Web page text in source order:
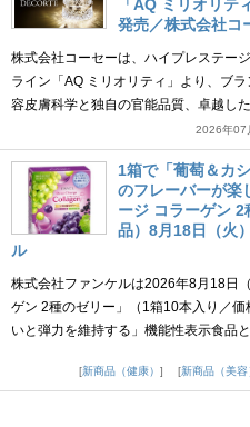
「AQ ミリオリ
発売／株式会社コ
株式会社コーセーは、ハイプレステー
ライン「AQ ミリオリティ」より、ブ
容皮膚科学と独自の官能品質、卓越
2026年07
1箱で「葡萄＆カ
のフレーバーが楽
ージ コラーゲン
品）8月18日（火
ル
株式会社ファンケルは2026年8月18日
ゲン 2種のゼリー」（1箱10本入り／
いと弾力を維持する」機能性表示食
新商品（健康）
新商品（美容